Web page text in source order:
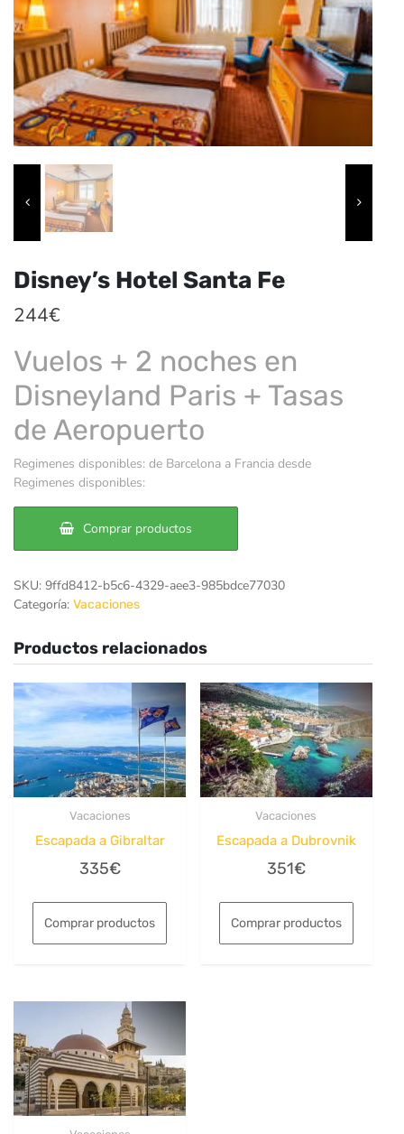
Disney’s Hotel Santa Fe
244€
Vuelos + 2 noches en
Disneyland Paris + Tasas
de Aeropuerto
Regimenes disponibles: de Barcelona a Francia desde
Regimenes disponibles:
Comprar productos
SKU: 9ffd8412-b5c6-4329-aee3-985bdce77030
Categoría: Vacaciones
Productos relacionados
Vacaciones
Escapada a Gibraltar
335€
Comprar productos
Vacaciones
Escapada a Dubrovnik
351€
Comprar productos